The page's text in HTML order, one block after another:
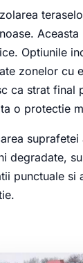
Optiunile
zonelor cu
ca strat final
o protectie
degradate,
punctuale si